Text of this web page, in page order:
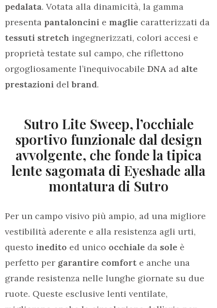
pedalata. Votata alla dinamicità, la gamma
presenta pantaloncini e maglie caratterizzati da
tessuti stretch ingegnerizzati, colori accesi e
proprietà testate sul campo, che riflettono
orgogliosamente l’inequivocabile DNA ad alte
prestazioni delbrand.
Sutro Lite Sweep, l’occhiale
sportivo funzionale dal design
avvolgente, che fonde la tipica
lente sagomata di Eyeshade alla
montatura di Sutro
Per un campo visivo più ampio, ad una migliore
vestibilità aderente e alla resistenza agli urti,
questo inedito ed unico occhiale da sole è
perfetto per garantire comfort e anche una
grande resistenza nelle lunghe giornate su due
ruote. Queste esclusive lenti ventilate,